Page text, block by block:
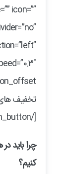
icon=””
تخفیف
[/fusion_button]
چرا باید
کنیم؟